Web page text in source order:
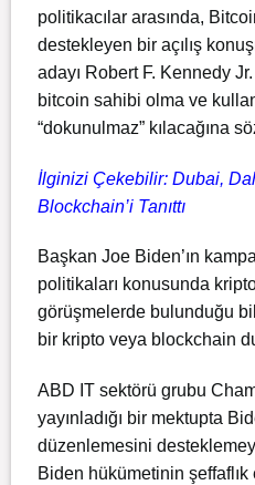
politikacılar arasında,
destekleyen bir açılış
adayı Robert F. Kennedy
bitcoin sahibi olma ve
“dokunulmaz” kılacağına
İlginizi Çekebilir: Dubai,
Blockchain’i Tanıttı
Başkan Joe Biden’ın
politikaları konusunda
görüşmelerde bulunduğu
bir kripto veya blockchain
ABD IT sektörü grubu
yayınladığı bir mektupta
düzenlemesini
Biden hükümetinin şeffaflık